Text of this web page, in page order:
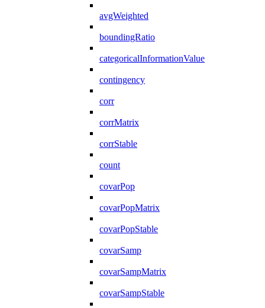
avgWeighted
boundingRatio
categoricalInformationValue
contingency
corr
corrMatrix
corrStable
count
covarPop
covarPopMatrix
covarPopStable
covarSamp
covarSampMatrix
covarSampStable